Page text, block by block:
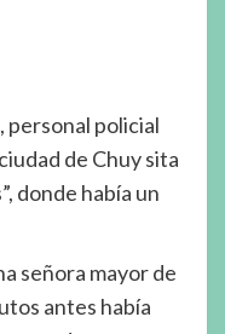
personal policial
de Chuy sita
donde había un
señora mayor de
antes había